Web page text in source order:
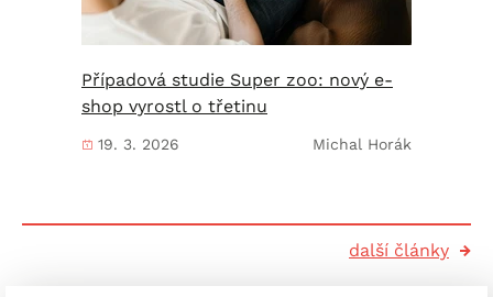
Případová studie Super zoo: nový e-
shop vyrostl o třetinu
19. 3. 2026 Michal Horák
další články